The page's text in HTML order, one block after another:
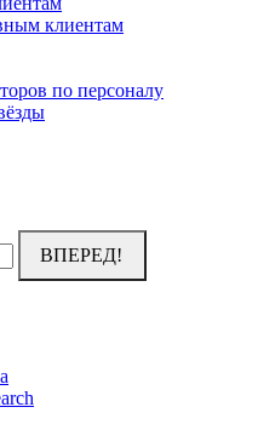
клиентам
по персоналу